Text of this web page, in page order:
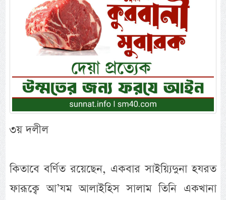
৩য় দলীল
কিতাবে বর্ণিত রয়েছেন, একবার সাইয়্যিদুনা হযরত
ফারূক্বে আ’যম আলাইহিস সালাম তিনি একখানা